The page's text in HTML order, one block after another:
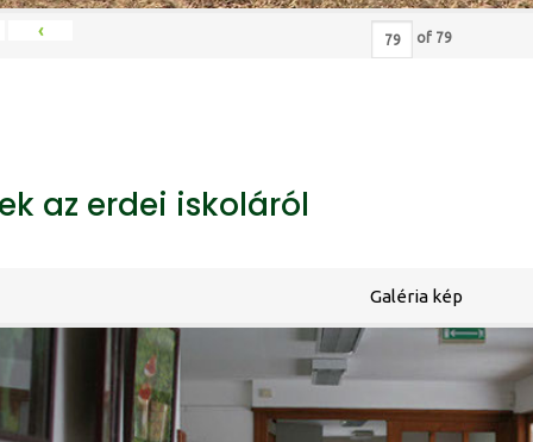
‹ of 79
az erdei iskoláról
Galéria kép